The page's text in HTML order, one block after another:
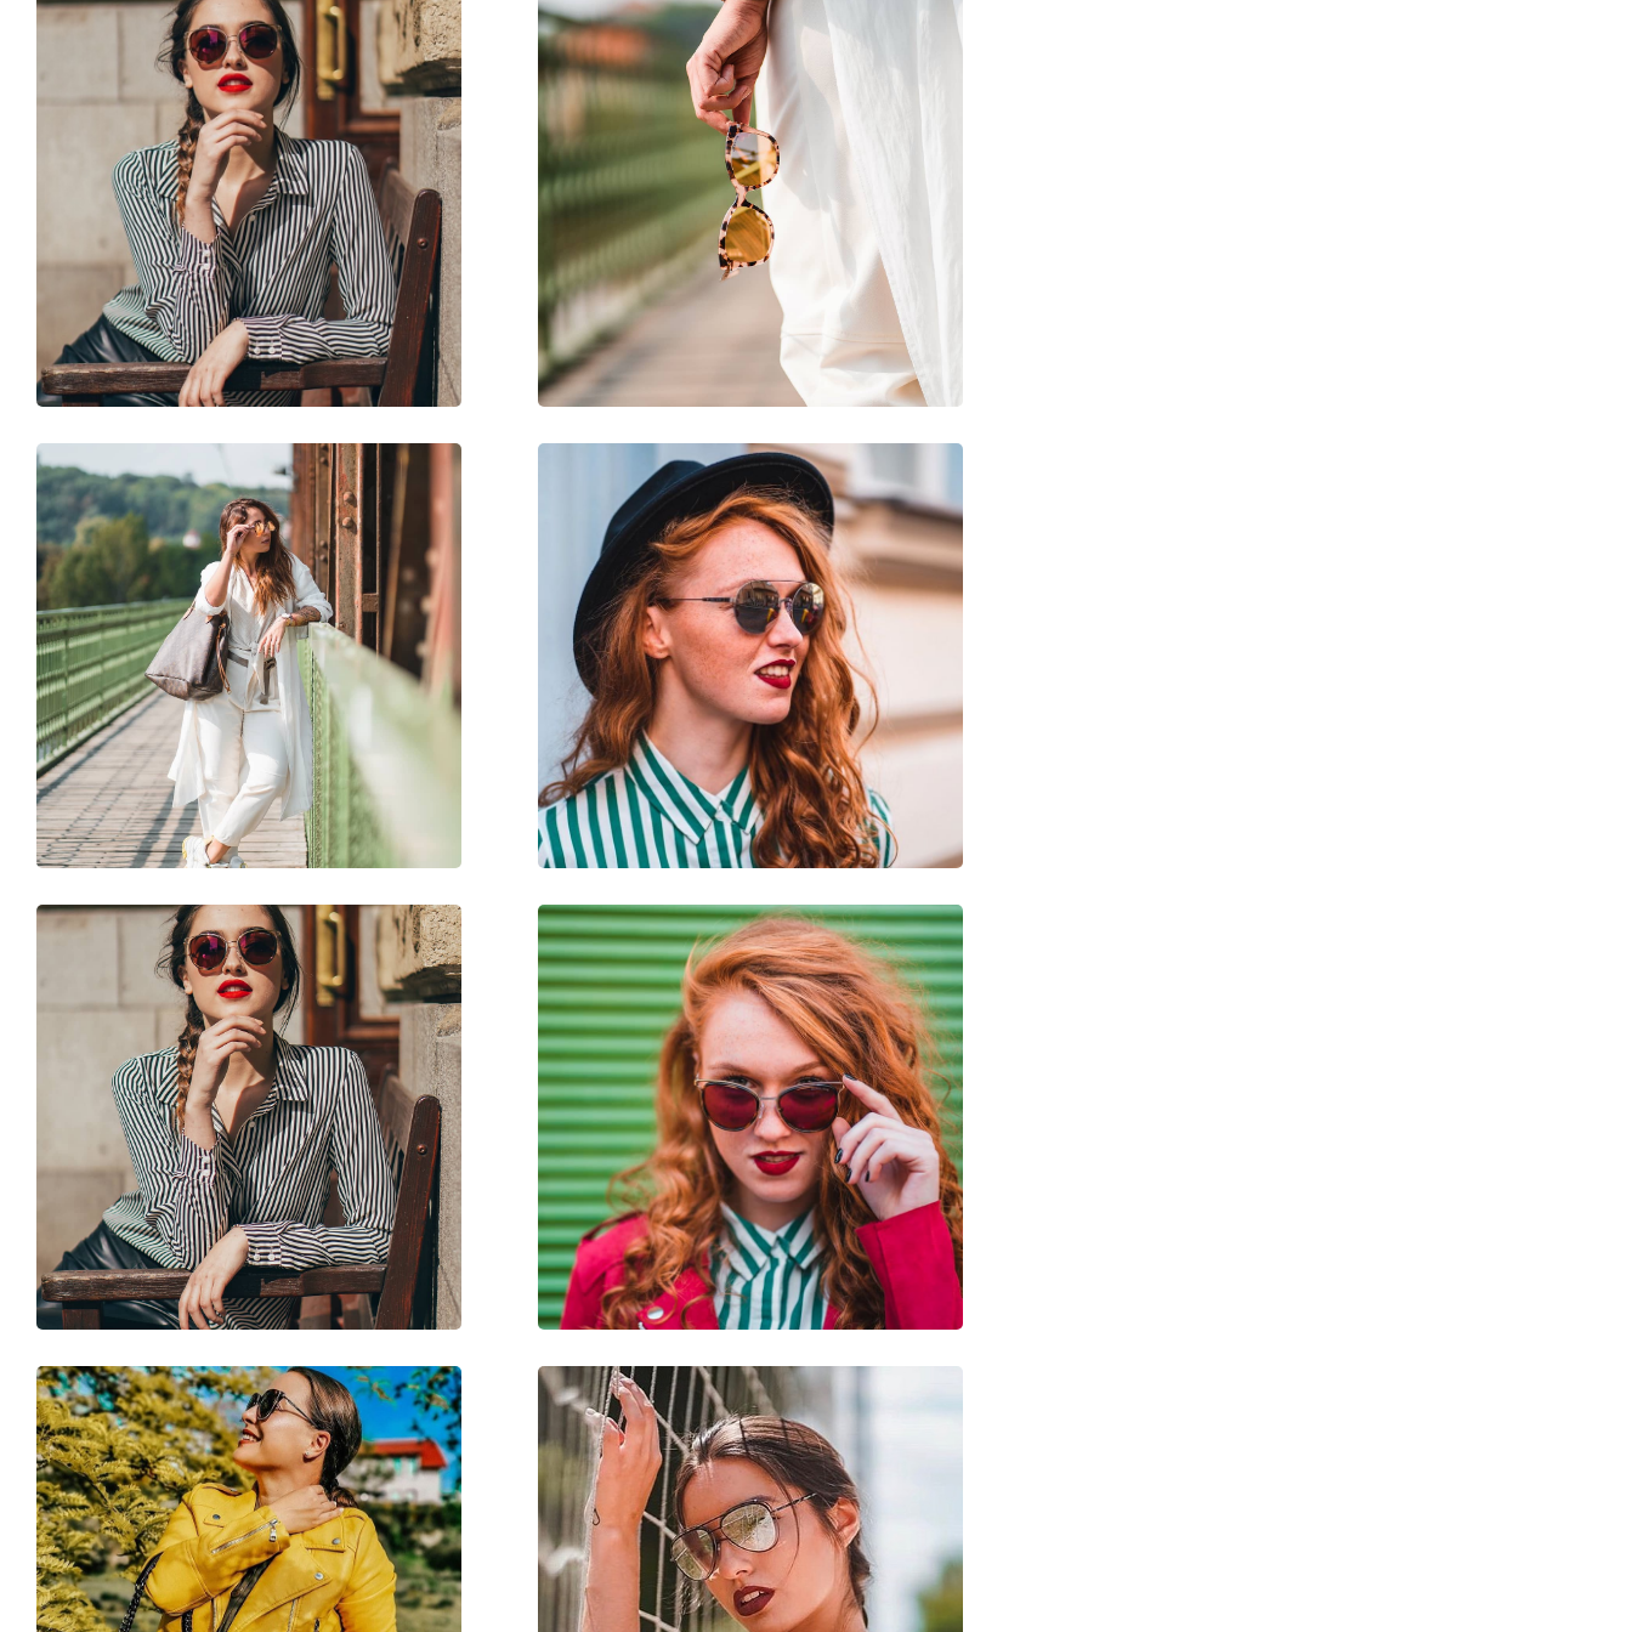
Forma ramei:
Pătrată
Culoarea ramei:
Negru
Materialul ramei :
Acetat
M
Lățimea ramei:
130 mm
Lungimea brațelor:
140 mm
Lățimea punții nazale:
19 mm
Greutate:
135 g
Pernițe reglabile pentru nas:
Nu
Balama flexibilă:
Nu
Accesorii
Suport:
Da
Lavetă pentru curățat:
Da
Altele
Sex:
Femei
Categorie:
Ochelari de soare
Brand:
Michael Kors
Utilizare:
Modă
Cod:
MK2163 30058G 52